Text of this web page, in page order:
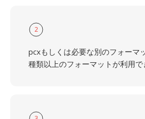
2
pcxもしくは必要な別のフォーマ
種類以上のフォーマットが利用で